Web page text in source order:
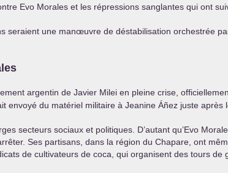
Evo Morales et les répressions sanglantes qui ont
seraient une manœuvre de déstabilisation orchestrée
argentin de Javier Milei en pleine crise,
du matériel militaire à Jeanine Áñez juste après
secteurs sociaux et politiques. D’autant qu’Evo
Ses partisans, dans la région du Chapare, ont
de cultivateurs de coca, qui organisent des tours de